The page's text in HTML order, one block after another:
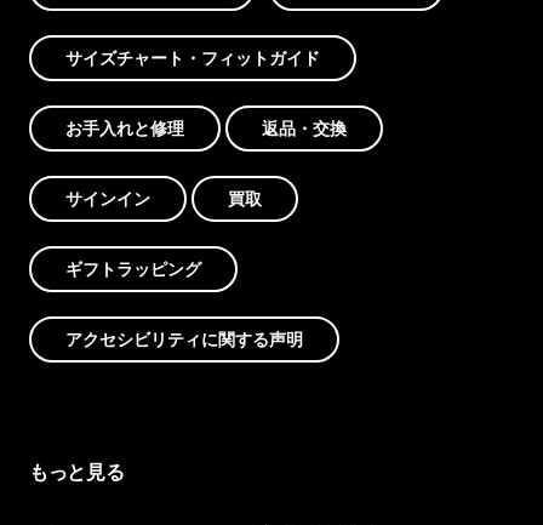
サイズチャート・フィットガイド
お手入れと修理 返品・交換
サインイン 買取
ギフトラッピング
アクセシビリティに関する声明
もっと見る